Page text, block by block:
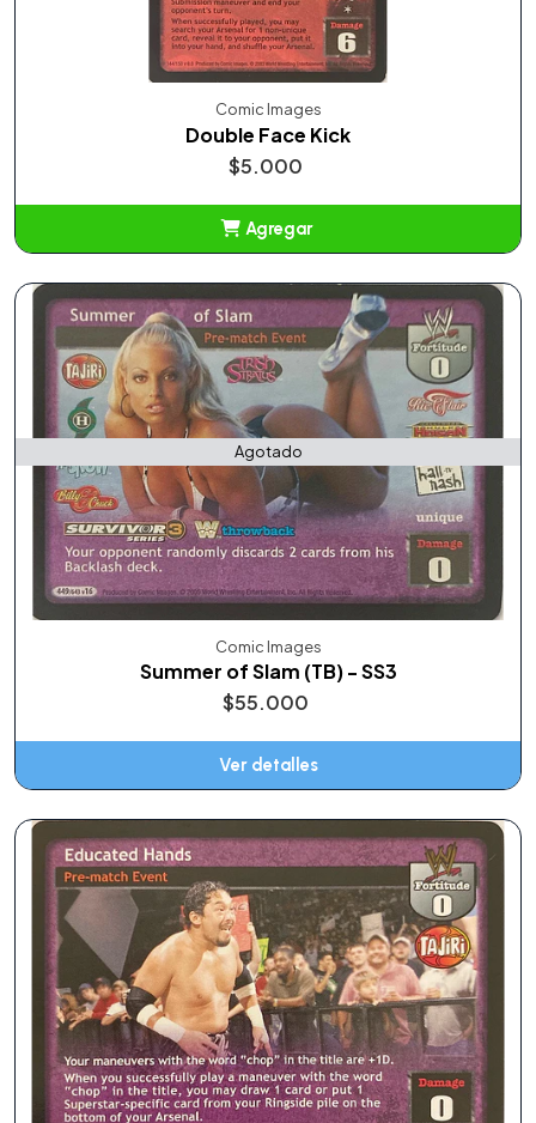
Comic Images
Double Face Kick
$5.000
Agregar
Agotado
Comic Images
Summer of Slam (TB) - SS3
$55.000
Ver detalles